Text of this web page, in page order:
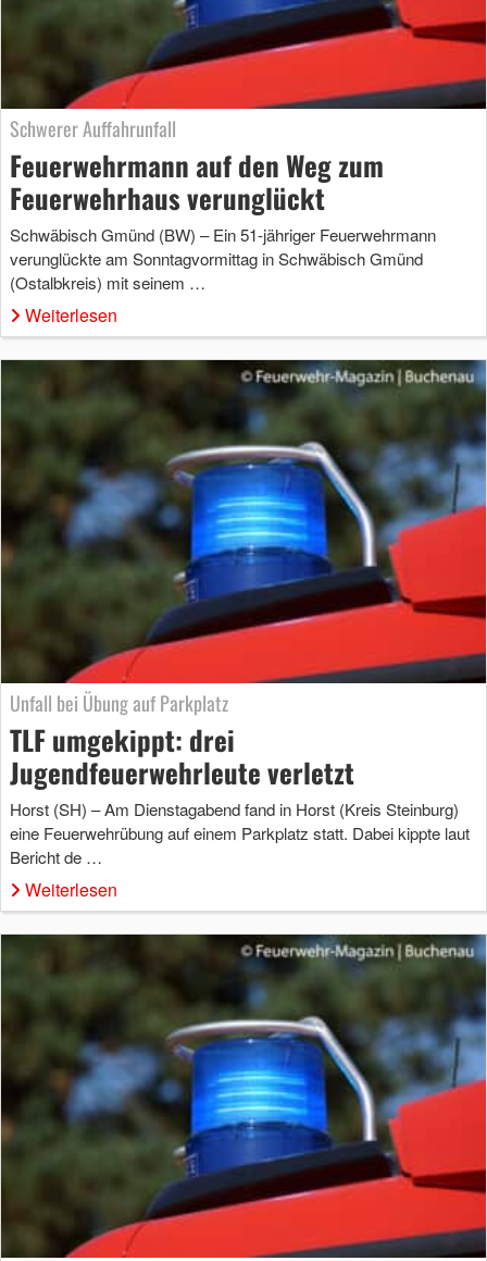
Schwerer Auffahrunfall
Feuerwehrmann auf den Weg zum
Feuerwehrhaus verunglückt
Schwäbisch Gmünd (BW) – Ein 51-jähriger Feuerwehrmann
verunglückte am Sonntagvormittag in Schwäbisch Gmünd
(Ostalbkreis) mit seinem …
Weiterlesen
Unfall bei Übung auf Parkplatz
TLF umgekippt: drei
Jugendfeuerwehrleute verletzt
Horst (SH) – Am Dienstagabend fand in Horst (Kreis Steinburg)
eine Feuerwehrübung auf einem Parkplatz statt. Dabei kippte laut
Bericht de …
Weiterlesen